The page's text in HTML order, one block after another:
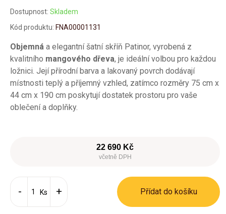
Dostupnost: Skladem
Kód produktu: FNA00001131
Objemná a elegantní šatní skříň Patinor, vyrobená z
kvalitního mangového dřeva, je ideální volbou pro každou
ložnici. Její přírodní barva a lakovaný povrch dodávají
místnosti teplý a příjemný vzhled, zatímco rozměry 75 cm x
44 cm x 190 cm poskytují dostatek prostoru pro vaše
oblečení a doplňky.
22 690 Kč
včetně DPH
Ks Přídat do košíku